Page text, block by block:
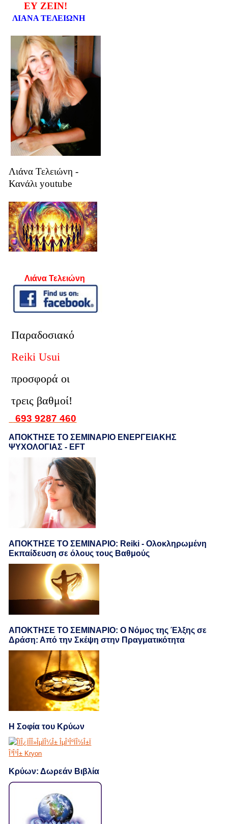
ΕΥ ΖΕΙΝ!
ΛΙΑΝΑ ΤΕΛΕΙΩΝΗ
Λιάνα Τελειώνη -
Κανάλι youtube
Λιάνα Τελειώνη
Παραδοσιακό
Reiki Usui
προσφορά οι
τρεις βαθμοί!
693 9287 460
ΑΠΟΚΤΗΣΕ ΤΟ ΣΕΜΙΝΑΡΙΟ ΕΝΕΡΓΕΙΑΚΗΣ
ΨΥΧΟΛΟΓΙΑΣ - EFT
ΑΠΟΚΤΗΣΕ ΤΟ ΣΕΜΙΝΑΡΙΟ: Reiki - Ολοκληρωμένη
Εκπαίδευση σε όλους τους Βαθμούς
ΑΠΟΚΤΗΣΕ ΤΟ ΣΕΜΙΝΑΡΙΟ: Ο Νόμος της Έλξης σε
Δράση: Από την Σκέψη στην Πραγματικότητα
Η Σοφία του Κρύων
Κρύων: Δωρεάν Βιβλία